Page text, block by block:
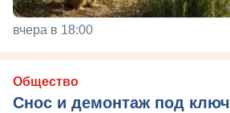
вчера в 18:00
Общество
Снос и демонтаж под ключ